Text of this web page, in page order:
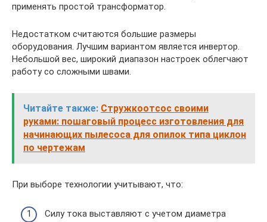
применять простой трансформатор.
Недостатком считаются большие размеры
оборудования. Лучшим вариантом является инвертор.
Небольшой вес, широкий диапазон настроек облегчают
работу со сложными швами.
Читайте также: Стружкоотсос своими
руками: пошаговый процесс изготовления для
начинающих пылесоса для опилок типа циклон
по чертежам
При выборе технологии учитывают, что:
Силу тока выставляют с учетом диаметра